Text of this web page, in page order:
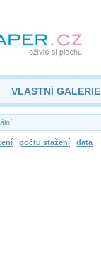
VLASTNÍ GALERIE
| počtu stažení | data